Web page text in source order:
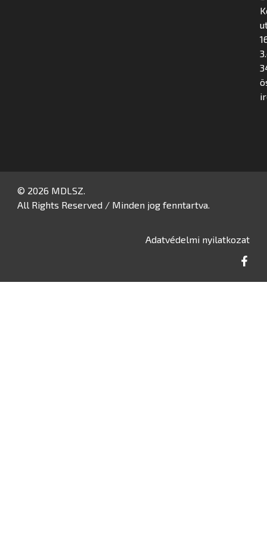
© 2026 MDLSZ.
All Rights Reserved / Minden jog fenntartva.
Adatvédelmi nyilatkozat